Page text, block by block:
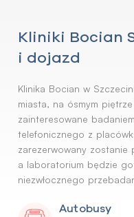
Kliniki Bocian
i dojazd
Klinika Bocian w
miasta, na ósmym
zainteresowane
telefonicznego z
zarezerwowany zostanie
a laboratorium będzie
niezwłocznego
Autobusy